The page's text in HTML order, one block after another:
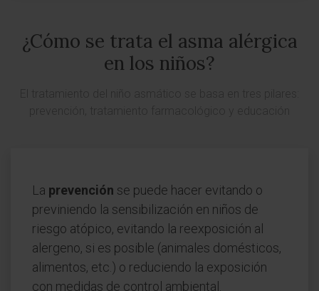
¿Cómo se trata el asma alérgica
en los niños?
La prevención se puede hacer evitando o
previniendo la sensibilización en niños de
riesgo atópico, evitando la reexposición al
alergeno, si es posible (animales domésticos,
alimentos, etc.) o reduciendo la exposición
con medidas de control ambiental.